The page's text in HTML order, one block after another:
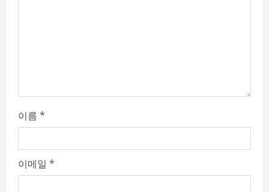
이름 *
이메일 *